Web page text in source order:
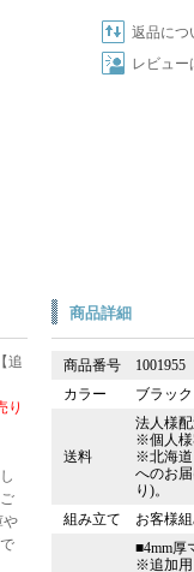
返品につ
レビュー
追
り
や
商品詳細
商品番号
1001955
カラー
ブラック
送料
法人様
※個人様
※北海道
へのお
り)。
組み立て
お客様
■4mm厚
※追加用